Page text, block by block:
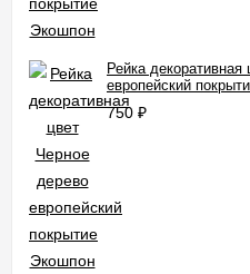
Рейка
европейский
750 ₽